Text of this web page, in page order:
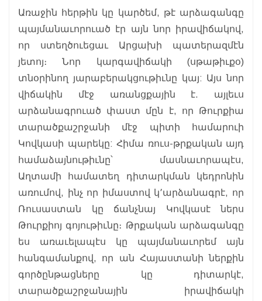
Առաջին հերթին կը կարծեմ, թէ արձագանգը
պայմանաւորուած էր այն նոր իրավիճակով,
որ ստեղծուեցաւ Արցախի պատերազմէն
յետոյ։ Նոր կարգավիճակի (սթաթիւքօ)
տնօրինող յարաբերակցութիւնը կայ: Այս նոր
վիճակին մէջ առանցքային է. այլեւս
արձանագրուած փաստ մըն է, որ Թուրքիա
տարածքաշրջանի մէջ պիտի համարուի
Կովկասի պարեկը: Հիմա ռուս-թրքական այդ
համաձայնութիւնը՝ մասնաւորապէս,
Աղտամի համատեղ դիտարկման կեդրոնին
առումով, ինչ որ իմաստով կ՚արձանագրէ, որ
Ռուսաստան կը ճանչնայ Կովկասէ ներս
Թուրքիոյ գոյութիւնը։ Թրքական արձագանգը
ես առաւելապէս կը պայմանաւորեմ այն
հանգամանքով, որ ան Հայաստանի ներքին
գործընթացները կը դիտարկէ,
տարածքաշրջանային իրավիճակի